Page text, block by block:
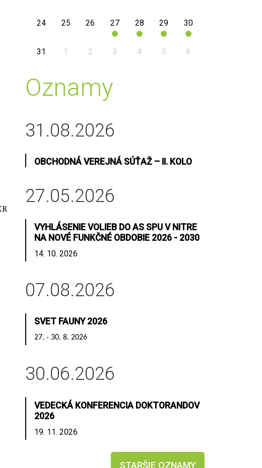
24 25 26 27 28 29 30
31 1 2 3 4 5 6
Oznamy
31.08.2026
OBCHODNÁ VEREJNÁ SÚŤAŽ – II. KOLO
27.05.2026
VYHLÁSENIE VOLIEB DO AS SPU V NITRE
NA NOVÉ FUNKČNÉ OBDOBIE 2026 - 2030
14. 10. 2026
07.08.2026
SVET FAUNY 2026
27. - 30. 8. 2026
30.06.2026
VEDECKÁ KONFERENCIA DOKTORANDOV
2026
19. 11. 2026
STARŠIE OZNAMY